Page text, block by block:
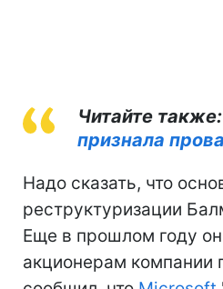
Читайте также:
признала
Надо сказать, что
реструктуризации
Еще в прошлом году
акционерам компании